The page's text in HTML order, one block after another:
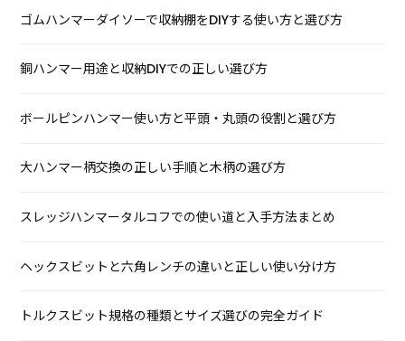
ゴムハンマーダイソーで収納棚をDIYする使い方と選び方
銅ハンマー用途と収納DIYでの正しい選び方
ボールピンハンマー使い方と平頭・丸頭の役割と選び方
大ハンマー柄交換の正しい手順と木柄の選び方
スレッジハンマータルコフでの使い道と入手方法まとめ
ヘックスビットと六角レンチの違いと正しい使い分け方
トルクスビット規格の種類とサイズ選びの完全ガイド